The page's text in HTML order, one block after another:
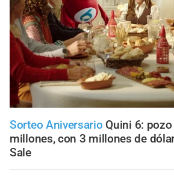
Sorteo Aniversario Quini 6:
millones, con 3 millones de
Sale